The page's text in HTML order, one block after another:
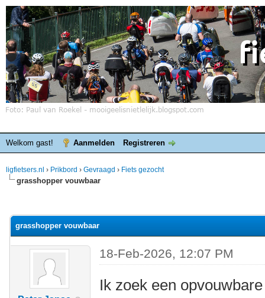
Welkom gast! Aanmelden Registreren
ligfietsers.nl › Prikbord › Gevraagd › Fiets gezocht
grasshopper vouwbaar
grasshopper vouwbaar
18-Feb-2026, 12:07 PM
Ik zoek een